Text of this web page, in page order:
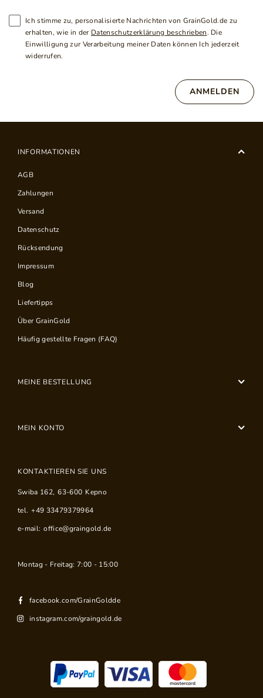
Ich stimme zu, personalisierte Nachrichten von GrainGold.de zu
erhalten, wie in der Datenschutzerklärung beschrieben. Die
Einwilligung zur Verarbeitung meiner Daten können Ich jederzeit
widerrufen.
ANMELDEN
INFORMATIONEN
AGB
Zahlungen
Versand
Datenschutz
Rücksendung
Impressum
Blog
Liefertipps
Über GrainGold
Häufig gestellte Fragen (FAQ)
MEINE BESTELLUNG
MEIN KONTO
KONTAKTIEREN SIE UNS
Swiba 162, 63-600 Kepno
tel. +49 33479379964
e-mail: office@graingold.de
Montag - Freitag: 7:00 - 15:00
facebook.com/GrainGoldde
instagram.com/graingold.de